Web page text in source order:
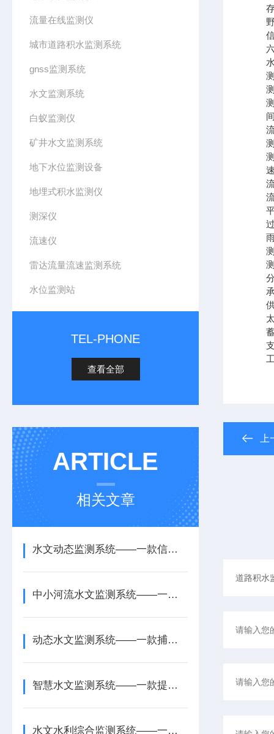
流量在线监测仪
城市道路积水监测系统
gnss监测系统
水文监测系统
白蚁监测仪
矿井水文监测系统
地下水位监测设备
地埋式积水监测仪
测深仪
流速仪
雷达流量流速监测系统
水位监测站
TEL-PHONE
查看全部
ARTICLE
相关文章
水文动态监测系统——一款信息化管理的水库水文监测系统2026+派+送
中小河流水文监测系统——一款防汛预案的水位雨量监测系统2026+派+送
动态水文监测系统——一款捕捉异常水情的在线水文监测系统2025+派+送
智慧水文监测系统——一款提供数据支撑的水文水情监测系统2025+派+送
水文水利综合监测系统——一款精准救援的变电站水文监测系统2025+派+送
存
野
信
六
水
测
测
测
间
流
测
测
速
流
流
平
过
雨
测
测
分
承
供
太
蓄
支
工